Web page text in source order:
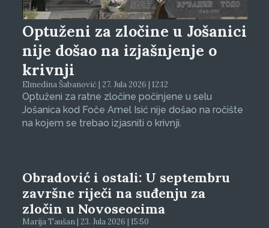
Optuženi za zločine u Jošanici
nije došao na izjašnjenje o
krivnji
Elmedina Šabanović | 27. Jula 2026 | 12:12
Optuženi za ratne zločine počinjene u selu
Jošanica kod Foče Amel Isić nije došao na ročište
na kojem se trebao izjasniti o krivnji.
Obradović i ostali: U septembru
završne riječi na suđenju za
zločin u Novoseocima
Marija Taušan | 23. Jula 2026 | 15:50